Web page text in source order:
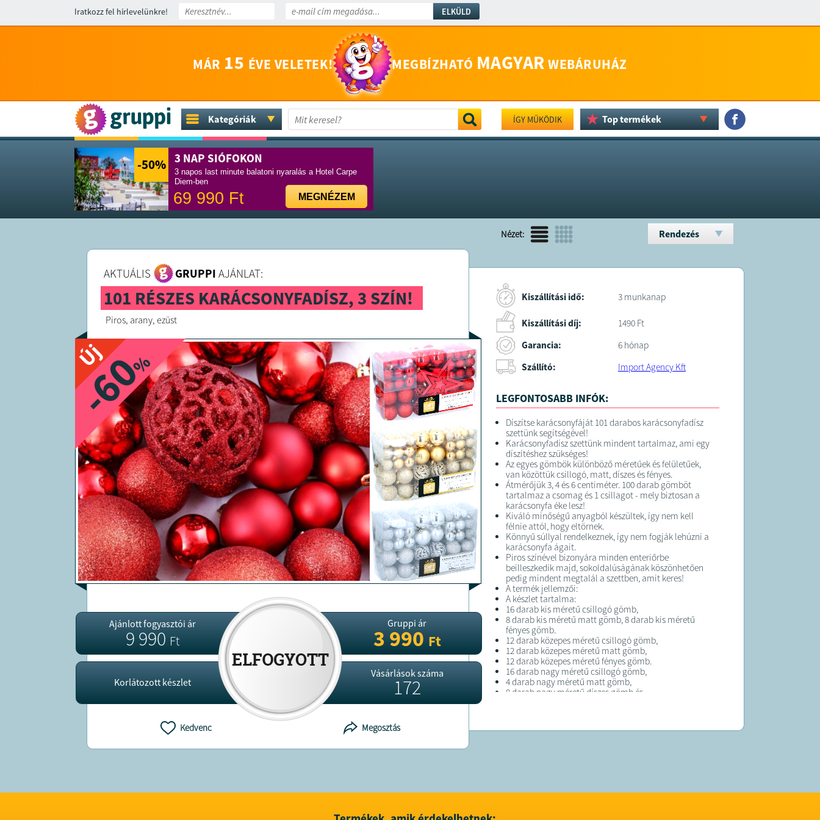
Iratkozz fel hírlevelünkre! ELKÜLD
MÁR 15 ÉVE VELETEK! MEGBÍZHATÓ MAGYAR WEBÁRUHÁZ
Kategóriák ÍGY MŰKÖDIK Top termékek
-50% 3 NAP SIÓFOKON
3 napos last minute balatoni nyaralás a Hotel Carpe
Diem-ben
69 990 Ft MEGNÉZEM
Nézet: Rendezés
AKTUÁLIS GRUPPI AJÁNLAT:
101 RÉSZES KARÁCSONYFADÍSZ, 3 SZÍN!
Piros, arany, ezüst
Új
-60
%
Ajánlott fogyasztói ár
9 990Ft
Korlátozott készlet
Gruppi ár
3 990Ft
Vásárlások száma
172
Kedvenc Megosztás
Kiszállítási idő: 3 munkanap
Kiszállítási díj:
1490 Ft
Garancia:
6 hónap
Szállító:
Import Agency Kft
LEGFONTOSABB INFÓK:
Díszítse karácsonyfáját 101 darabos karácsonyfadísz
szettünk segítségével!
Karácsonyfadísz szettünk mindent tartalmaz, ami egy
díszítéshez szükséges!
Az egyes gömbök különböző méretűek és felületűek,
van közöttük csillogó, matt, díszes és fényes.
Átmérőjük 3, 4 és 6 centiméter. 100 darab gömböt
tartalmaz a csomag és 1 csillagot - mely biztosan a
karácsonyfa éke lesz!
Kiváló minőségű anyagból készültek, így nem kell
félnie attól, hogy eltörnek.
Könnyű súllyal rendelkeznek, így nem fogják lehúzni a
karácsonyfa ágait.
Piros színével bizonyára minden enteriőrbe
beilleszkedik majd, sokoldalúságának köszönhetően
pedig mindent megtalál a szettben, amit keres!
A termék jellemzői:
A készlet tartalma:
16 darab kis méretű csillogó gömb,
8 darab kis méretű matt gömb, 8 darab kis méretű
fényes gömb.
12 darab közepes méretű csillogó gömb,
12 darab közepes méretű matt gömb,
12 darab közepes méretű fényes gömb.
16 darab nagy méretű csillogó gömb,
4 darab nagy méretű matt gömb,
8 darab nagy méretű díszes gömb és
Anyag: műanyag